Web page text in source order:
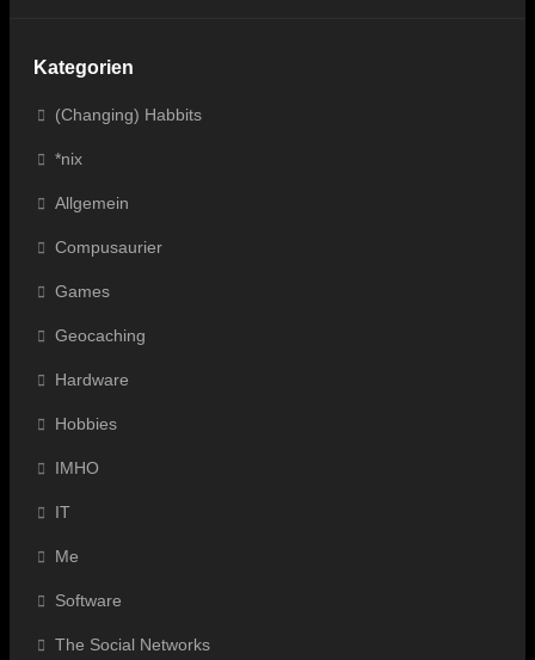
Kategorien
(Changing) Habbits
*nix
Allgemein
Compusaurier
Games
Geocaching
Hardware
Hobbies
IMHO
IT
Me
Software
The Social Networks